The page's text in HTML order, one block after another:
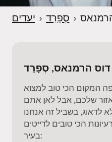
יעדים › סְפָרַד ›
דוס הרמנאס, סְפָרַד
המקום הכי טוב למצוא
שלכם, אבל לאן אתם
לדאוג, בשביל זה אנחנו
הכי טובים לדייטים
בעיר: